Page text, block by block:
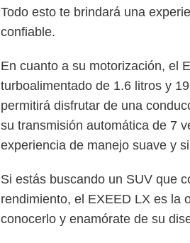
Todo esto te brindará una
confiable.
En cuanto a su motorización, el
turboalimentado de 1.6 litros y
permitirá disfrutar de una
su transmisión automática de 7
experiencia de manejo suave y
Si estás buscando un SUV que
rendimiento, el EXEED LX es la
conocerlo y enamórate de su